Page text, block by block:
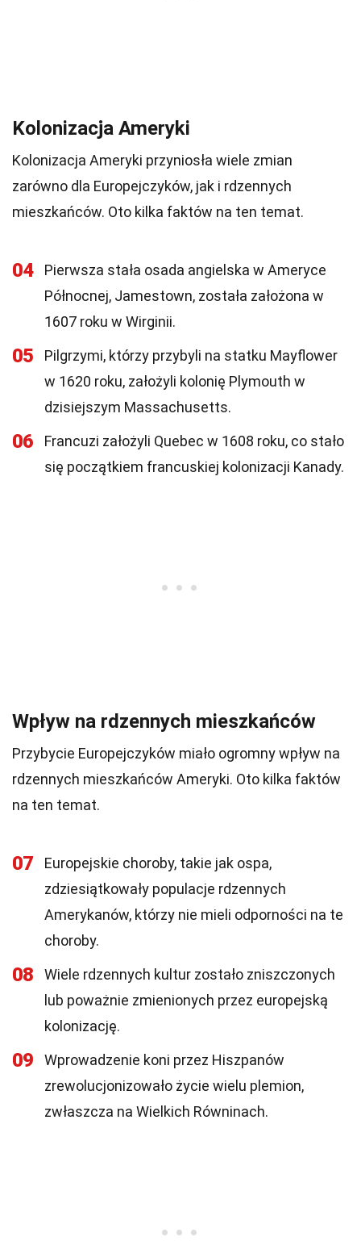
Kolonizacja Ameryki
Kolonizacja Ameryki przyniosła wiele zmian
zarówno dla Europejczyków, jak i rdzennych
mieszkańców. Oto kilka faktów na ten temat.
04
Pierwsza stała osada angielska w Ameryce
Północnej, Jamestown, została założona w
1607 roku w Wirginii.
05
Pilgrzymi, którzy przybyli na statku Mayflower
w 1620 roku, założyli kolonię Plymouth w
dzisiejszym Massachusetts.
06
Francuzi założyli Quebec w 1608 roku, co stało
się początkiem francuskiej kolonizacji Kanady.
Wpływ na rdzennych mieszkańców
Przybycie Europejczyków miało ogromny wpływ na
rdzennych mieszkańców Ameryki. Oto kilka faktów
na ten temat.
07
Europejskie choroby, takie jak ospa,
zdziesiątkowały populacje rdzennych
Amerykanów, którzy nie mieli odporności na te
choroby.
08
Wiele rdzennych kultur zostało zniszczonych
lub poważnie zmienionych przez europejską
kolonizację.
09
Wprowadzenie koni przez Hiszpanów
zrewolucjonizowało życie wielu plemion,
zwłaszcza na Wielkich Równinach.